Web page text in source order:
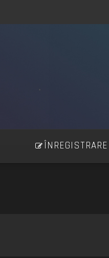
ÎNREGISTRARE